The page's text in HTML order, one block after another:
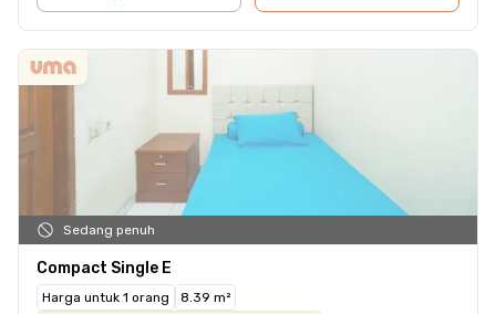
Sedang penuh
Compact Single E
Harga untuk 1 orang
8.39 m²